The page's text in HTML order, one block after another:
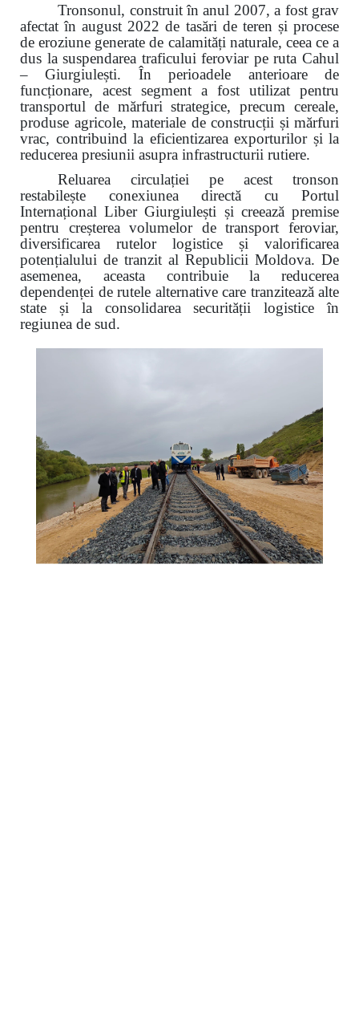
Tronsonul, construit în anul 2007, a fost grav
afectat în august 2022 de tasări de teren și procese
de eroziune generate de calamități naturale, ceea ce a
dus la suspendarea traficului feroviar pe ruta Cahul
– Giurgiulești. În perioadele anterioare de
funcționare, acest segment a fost utilizat pentru
transportul de mărfuri strategice, precum cereale,
produse agricole, materiale de construcții și mărfuri
vrac, contribuind la eficientizarea exporturilor și la
reducerea presiunii asupra infrastructurii rutiere.
Reluarea circulației pe acest tronson
restabilește conexiunea directă cu Portul
Internațional Liber Giurgiulești și creează premise
pentru creșterea volumelor de transport feroviar,
diversificarea rutelor logistice și valorificarea
potențialului de tranzit al Republicii Moldova. De
asemenea, aceasta contribuie la reducerea
dependenței de rutele alternative care tranzitează alte
state și la consolidarea securității logistice în
regiunea de sud.